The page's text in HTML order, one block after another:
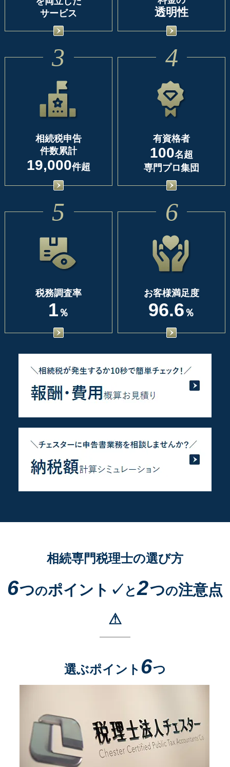
サービス
透明性
3
相続税申告
件数累計
19,000件超
4
有資格者
100名超
専門プロ集団
5
税務調査率
1 ％
6
お客様満足度
96.6 ％
相続専門税理士の選び方
6つのポイント✓ と2つの注意点
⚠
選ぶポイント 6つ